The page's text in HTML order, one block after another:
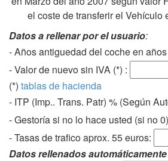
el coste de transferir el Vehículo
Datos a rellenar por el usuario:
- Años antiguedad del coche en
- Valor de nuevo sin IVA (*) :
(*) tablas de hacienda
- ITP (Imp.. Trans. Patr) % (Según
- Gestoría si no lo hace usted (si no 0)
-Tasas de trafico aprox. 55 euros:
Datos rellenados automáticamente